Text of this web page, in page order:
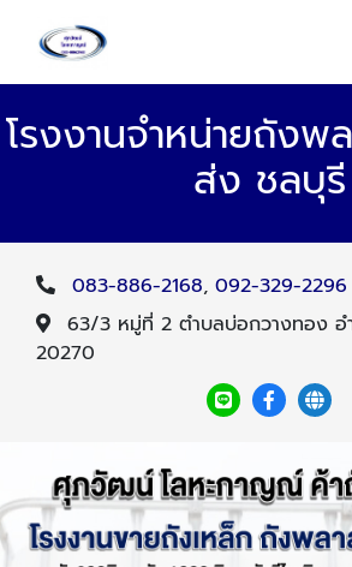
โรงงานจำหน่ายถังพ
ส่ง ชลบุรี
083-886-2168, 092-329-2296
63/3 หมู่ที่ 2 ตำบลบ่อกวางทอง อ
20270